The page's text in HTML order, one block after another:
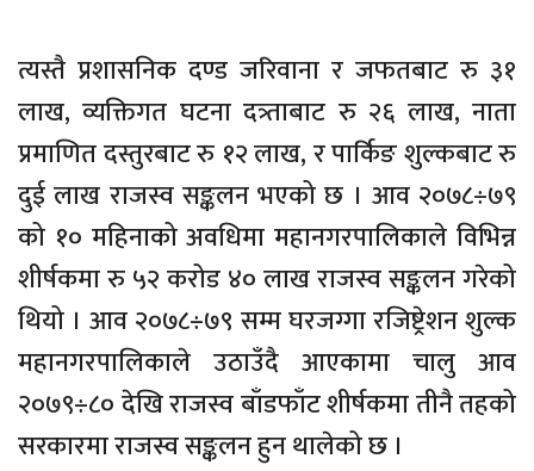
त्यस्तै प्रशासनिक दण्ड जरिवाना र जफतबाट रु ३१
लाख, व्यक्तिगत घटना दत्र्ताबाट रु २६ लाख, नाता
प्रमाणित दस्तुरबाट रु १२ लाख, र पार्किङ शुल्कबाट रु
दुई लाख राजस्व सङ्कलन भएको छ । आव २०७८÷७९
को १० महिनाको अवधिमा महानगरपालिकाले विभिन्न
शीर्षकमा रु ५२ करोड ४० लाख राजस्व सङ्कलन गरेको
थियो । आव २०७८÷७९ सम्म घरजग्गा रजिष्ट्रेशन शुल्क
महानगरपालिकाले उठाउँदै आएकामा चालु आव
२०७९÷८० देखि राजस्व बाँडफाँट शीर्षकमा तीनै तहको
सरकारमा राजस्व सङ्कलन हुन थालेको छ ।